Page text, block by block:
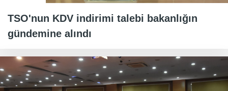
TSO'nun KDV indirimi talebi bakanlığın
gündemine alındı